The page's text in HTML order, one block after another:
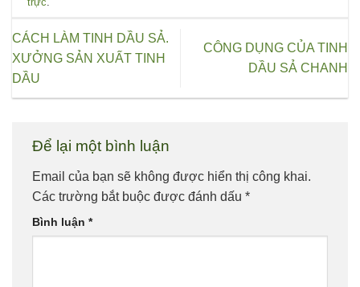
CÁCH LÀM TINH DẦU SẢ.
XƯỞNG SẢN XUẤT TINH
DẦU
CÔNG DỤNG CỦA TINH
DẦU SẢ CHANH
Để lại một bình luận
Email của bạn sẽ không được hiển thị công khai.
Các trường bắt buộc được đánh dấu *
Bình luận *